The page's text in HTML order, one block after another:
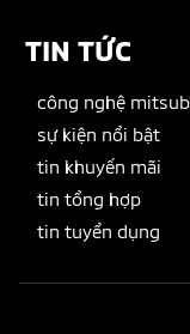
TIN TỨC
công nghệ
sự kiện nổi bật
tin khuyến mãi
tin tổng hợp
tin tuyển dụng